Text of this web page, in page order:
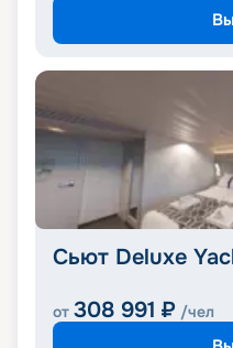
Сьют Deluxe
от 308 991 ₽ /чел